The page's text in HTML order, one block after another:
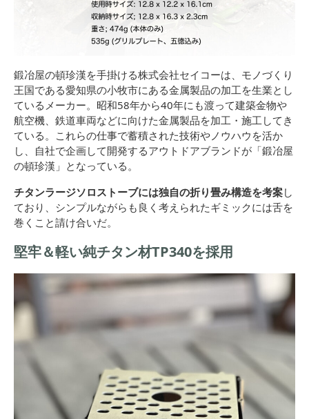
鍛冶屋の頓珍漢を手掛ける株式会社セイコーは、モノづくり
王国である愛知県の小牧市にある金属製品の加工を生業とし
ているメーカー。昭和58年から40年にも渡って建築金物や
航空機、鉄道車両などに向けた金属製品を加工・施工してき
ている。これらの仕事で蓄積された技術やノウハウを活か
し、自社で企画して開発するアウトドアブランドが「鍛冶屋
の頓珍漢」となっている。
チタンラージソロストーブには独自の折り畳み構造を考案し
ており、シンプルながらも良く考えられたギミックには舌を
巻くこと請け合いだ。
堅牢＆軽い純チタン材TP340を採用